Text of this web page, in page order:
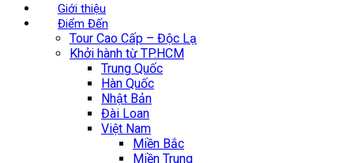
Giới thiệu
Điểm Đến
Tour Cao Cấp – Độc Lạ
Khởi hành từ TP.HCM
Trung Quốc
Hàn Quốc
Nhật Bản
Đài Loan
Việt Nam
Miền Bắc
Miền Trung